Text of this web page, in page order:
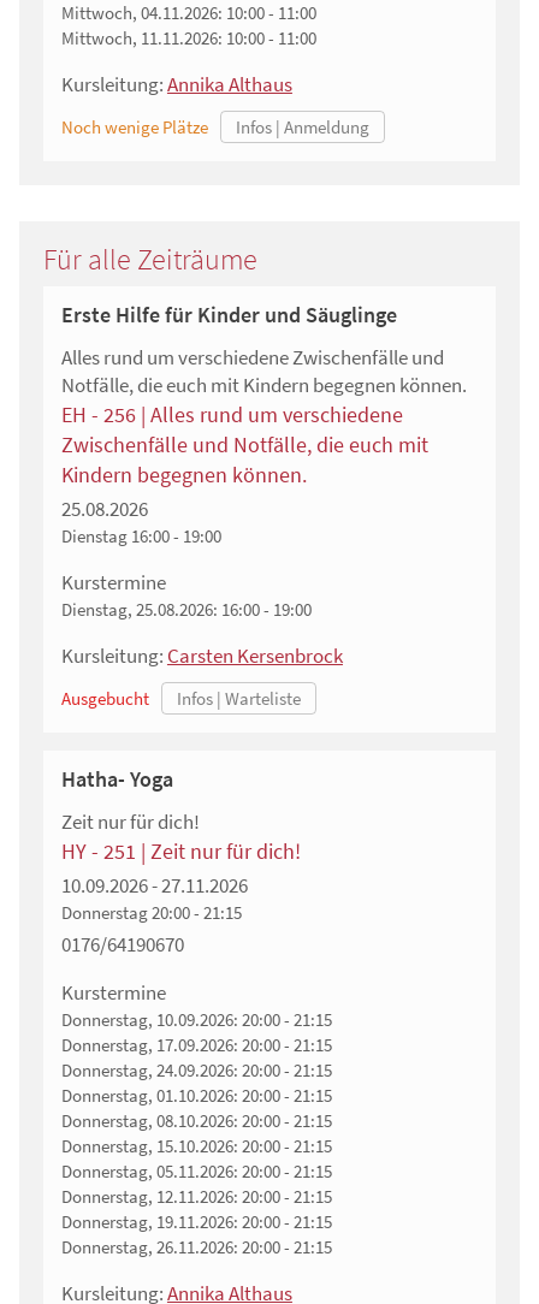
Mittwoch, 04.11.2026: 10:00 - 11:00
Mittwoch, 11.11.2026: 10:00 - 11:00
Kursleitung:Annika Althaus
Noch wenige Plätze
Für alle Zeiträume
Erste Hilfe für Kinder und Säuglinge
Alles rund um verschiedene Zwischenfälle und
Notfälle, die euch mit Kindern begegnen können.
EH - 256 | Alles rund um verschiedene
Zwischenfälle und Notfälle, die euch mit
Kindern begegnen können.
25.08.2026
Dienstag 16:00 - 19:00
Kurstermine
Dienstag, 25.08.2026: 16:00 - 19:00
Kursleitung: Carsten Kersenbrock
Ausgebucht
Hatha- Yoga
Zeit nur für dich!
HY - 251 | Zeit nur für dich!
10.09.2026 - 27.11.2026
Donnerstag20:00 - 21:15
0176/64190670
Kurstermine
Donnerstag, 10.09.2026: 20:00 - 21:15
Donnerstag, 17.09.2026: 20:00 - 21:15
Donnerstag, 24.09.2026: 20:00 - 21:15
Donnerstag, 01.10.2026: 20:00 - 21:15
Donnerstag, 08.10.2026: 20:00 - 21:15
Donnerstag, 15.10.2026: 20:00 - 21:15
Donnerstag, 05.11.2026: 20:00 - 21:15
Donnerstag, 12.11.2026: 20:00 - 21:15
Donnerstag, 19.11.2026: 20:00 - 21:15
Donnerstag, 26.11.2026: 20:00 - 21:15
Kursleitung:Annika Althaus